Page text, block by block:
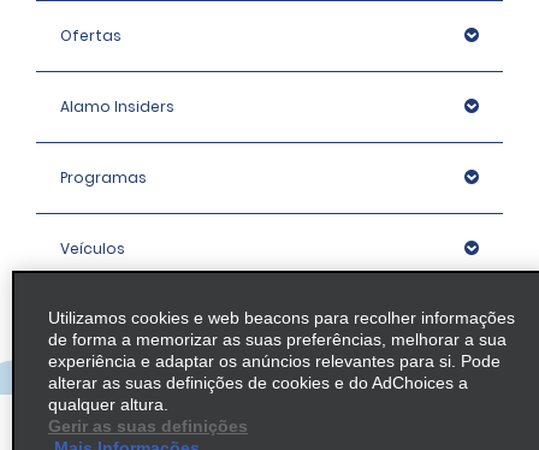
Ofertas
Alamo Insiders
Programas
Veículos
Agências
Empresa
Utilizamos cookies e web beacons para recolher informações
de forma a memorizar as suas preferências, melhorar a sua
experiência e adaptar os anúncios relevantes para si. Pode
alterar as suas definições de cookies e do AdChoices a
qualquer altura.
Gerir as suas definições